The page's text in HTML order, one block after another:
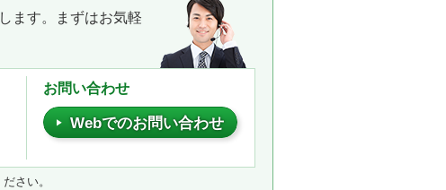
ます。まずはお気軽
お問い合わせ
Webでのお問い合わせ
さい。